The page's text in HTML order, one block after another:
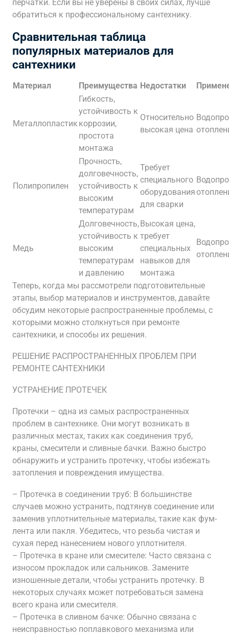
перчатки. Если вы не уверены в своих силах, лучше
обратиться к профессиональному сантехнику.
Сравнительная таблица
популярных материалов для
сантехники
Материал Преимущества Недостатки
Металлопластик
Гибкость,
устойчивость к
коррозии,
простота
монтажа
Относительно
высокая цена
Полипропилен
Прочность,
долговечность,
устойчивость к
высоким
температурам
Требует
специального
оборудования
для сварки
Медь
Долговечность,
устойчивость к
высоким
температурам
и давлению
Высокая цена,
требует
специальных
навыков для
монтажа
Теперь, когда мы рассмотрели подготовительные
этапы, выбор материалов и инструментов, давайте
обсудим некоторые распространенные проблемы, с
которыми можно столкнуться при ремонте
сантехники, и способы их решения.
РЕШЕНИЕ РАСПРОСТРАНЕННЫХ ПРОБЛЕМ ПРИ
РЕМОНТЕ САНТЕХНИКИ
УСТРАНЕНИЕ ПРОТЕЧЕК
Протечки – одна из самых распространенных
проблем в сантехнике. Они могут возникать в
различных местах, таких как соединения труб,
краны, смесители и сливные бачки. Важно быстро
обнаружить и устранить протечку, чтобы избежать
затопления и повреждения имущества.
– Протечка в соединении труб: В большинстве
случаев можно устранить, подтянув соединение или
заменив уплотнительные материалы, такие как фум-
лента или пакля. Убедитесь, что резьба чистая и
сухая перед нанесением нового уплотнителя.
– Протечка в кране или смесителе: Часто связана с
износом прокладок или сальников. Замените
изношенные детали, чтобы устранить протечку. В
некоторых случаях может потребоваться замена
всего крана или смесителя.
– Протечка в сливном бачке: Обычно связана с
неисправностью поплавкового механизма или